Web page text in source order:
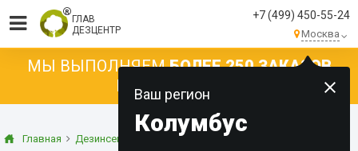
ГЛАВ
ДЕЗЦЕНТР
+7 (499) 450-55-24
Москва
Ваш регион
Колумбус
МЫ ВЫПОЛНЯЕМБОЛЕЕ 250 ЗАКАЗОВ
КАЖДЫЙ ДЕНЬ!
Главная Дезинсекция Клопы